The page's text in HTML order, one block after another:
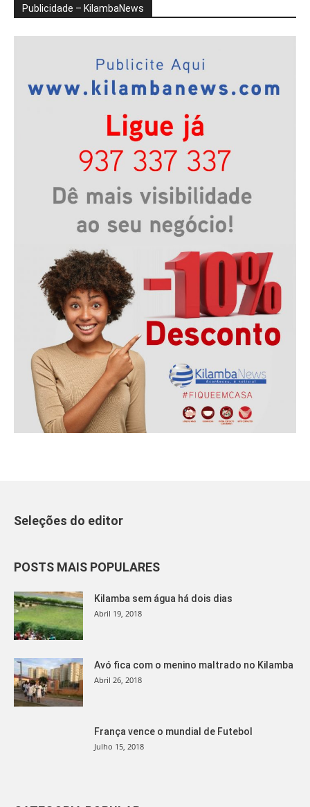
Publicidade – KilambaNews
Seleções do editor
POSTS MAIS POPULARES
Kilamba sem água há dois dias
Abril 19, 2018
Avó fica com o menino maltrado no Kilamba
Abril 26, 2018
França vence o mundial de Futebol
Julho 15, 2018